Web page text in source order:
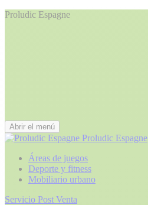
Proludic Espagne
Abrir el menú
Proludic Espagne
Áreas de juegos
Deporte y fitness
Mobiliario urbano
Servicio Post Venta